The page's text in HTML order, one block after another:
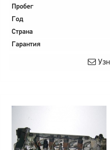
Пробег
Год
Страна
Гарантия